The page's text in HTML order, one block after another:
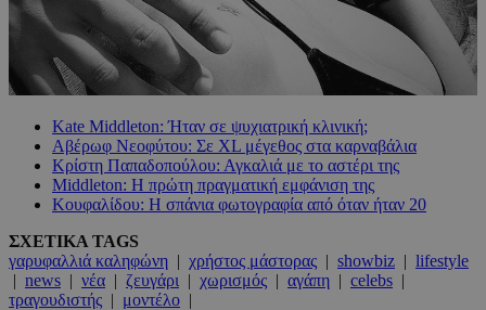
Kate Middleton: Ήταν σε ψυχιατρική κλινική;
Αβέρωφ Νεοφύτου: Σε XL μέγεθος στα καρναβάλια
Κρίστη Παπαδοπούλου: Αγκαλιά με το αστέρι της
Middleton: Η πρώτη πραγματική εμφάνιση της
Κουφαλίδου: Η σπάνια φωτογραφία από όταν ήταν 20
ΣΧΕΤΙΚΑ TAGS
γαρυφαλλιά καληφώνη | χρήστος μάστορας | showbiz | lifestyle
| news | νέα | ζευγάρι | χωρισμός | αγάπη | celebs |
τραγουδιστής | μοντέλο |